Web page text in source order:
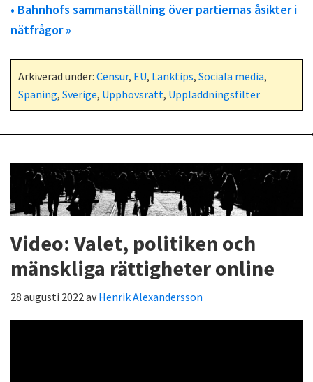
• Bahnhofs sammanställning över partiernas åsikter i
nätfrågor »
Arkiverad under: Censur, EU, Länktips, Sociala media,
Spaning, Sverige, Upphovsrätt, Uppladdningsfilter
Video: Valet, politiken och
mänskliga rättigheter online
28 augusti 2022avHenrik Alexandersson